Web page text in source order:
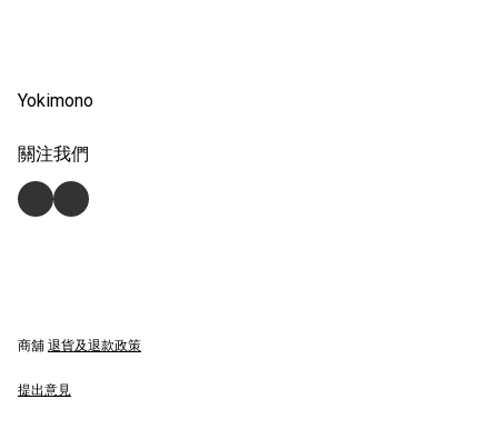
Yokimono
關注我們
商舖 退貨及退款政策
提出意見